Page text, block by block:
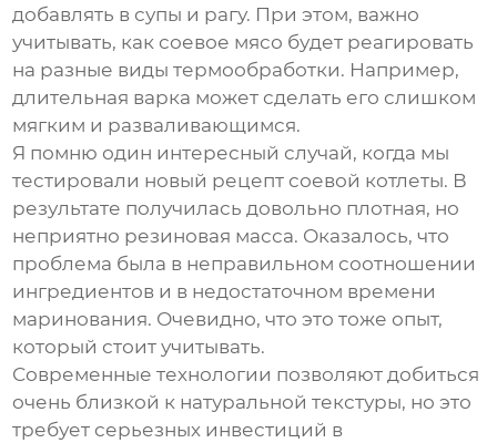
добавлять в супы и рагу. При этом, важно
учитывать, как соевое мясо будет реагировать
на разные виды термообработки. Например,
длительная варка может сделать его слишком
мягким и разваливающимся.
Я помню один интересный случай, когда мы
тестировали новый рецепт соевой котлеты. В
результате получилась довольно плотная, но
неприятно резиновая масса. Оказалось, что
проблема была в неправильном соотношении
ингредиентов и в недостаточном времени
маринования. Очевидно, что это тоже опыт,
который стоит учитывать.
Современные технологии позволяют добиться
очень близкой к натуральной текстуры, но это
требует серьезных инвестиций в